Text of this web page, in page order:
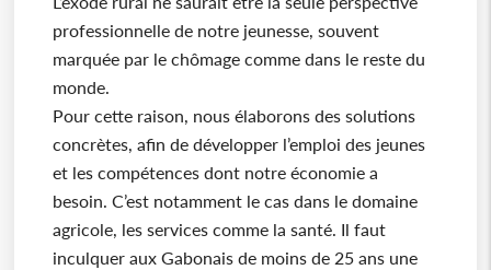
professionnelle de notre jeunesse, souvent
marquée par le chômage comme dans le reste du
monde.
Pour cette raison, nous élaborons des solutions
concrètes, afin de développer l’emploi des jeunes
et les compétences dont notre économie a
besoin. C’est notamment le cas dans le domaine
agricole, les services comme la santé. Il faut
inculquer aux Gabonais de moins de 25 ans une